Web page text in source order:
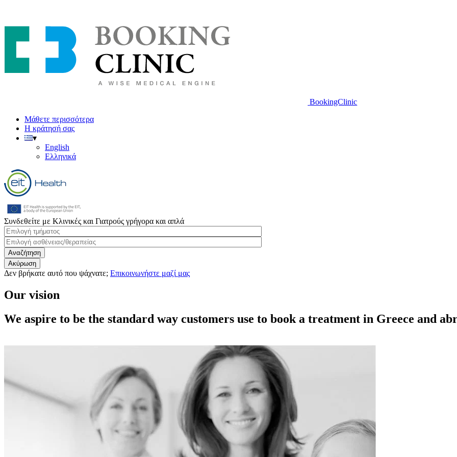
main
BookingClinic
Μάθετε περισσότερα
Η κράτησή σας
▾
English
Ελληνικά
Συνδεθείτε με Κλινικές και Γιατρούς γρήγορα και απλά
Δεν βρήκατε αυτό που ψάχνατε; Επικοινωνήστε μαζί μας
Our vision
We aspire to be the standard way customers use to book a treatment in Greece and